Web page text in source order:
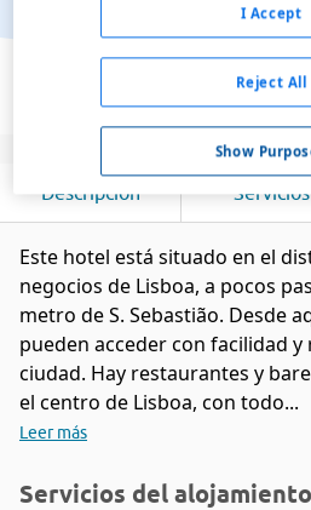
Descripción Servicios
Este hotel está situado en el
negocios de Lisboa, a pocos
metro de S. Sebastião. Desde
pueden acceder con facilidad y
ciudad. Hay restaurantes y
el centro de Lisboa, con todo...
Leer más
Servicios del alojamiento
Show
Reject All
I Accept